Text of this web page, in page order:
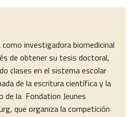
investigadora biomedicinal
de obtener su tesis doctoral,
clases en el sistema escolar
de la escritura científica y la
de la Fondation Jeunes
que organiza la competición